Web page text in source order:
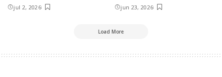
jul 2, 2026 jun 23, 2026
Load More